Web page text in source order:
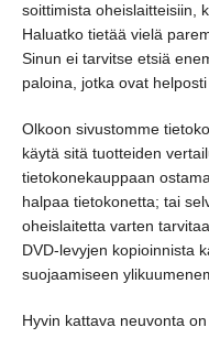
soittimista oheislaitteisiin,
Haluatko tietää vielä
Sinun ei tarvitse etsiä
paloina, jotka ovat helposti
Olkoon sivustomme
käytä sitä tuotteiden
tietokonekauppaan
halpaa tietokonetta; tai
oheislaitetta varten
DVD-levyjen kopioinnista
suojaamiseen
Hyvin kattava neuvonta